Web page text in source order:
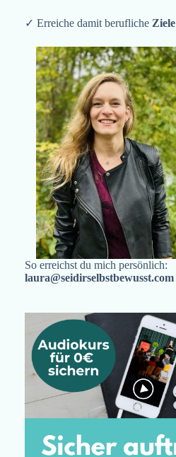
✓ Erreiche damit berufliche Ziele
So erreichst du mich persönlich:
laura@seidirselbstbewusst.com